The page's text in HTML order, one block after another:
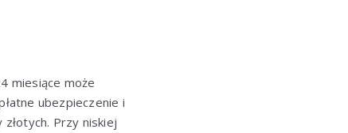
miesiące może
ubezpieczenie i
Przy niskiej